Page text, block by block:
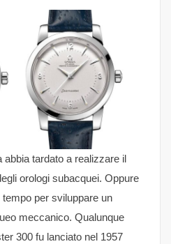
abbia tardato a realizzare il
orologi subacquei. Oppure
per sviluppare un
meccanico. Qualunque
300 fu lanciato nel 1957